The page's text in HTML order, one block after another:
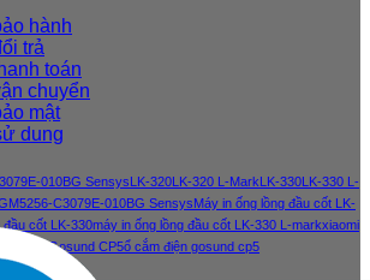
hành
trả
toán
chuyển
mật
dung
010BG Sensys LK-320 LK-320 L-Mark LK-330 LK-330 L-
M5256-C3079E-010BG SensysMáy in ống lồng đầu cốt LK-
đầu cốt LK-330máy in ống lồng đầu cốt LK-330 L-markxiaomi
minh Gosund CP5ổ cắm điện gosund cp5